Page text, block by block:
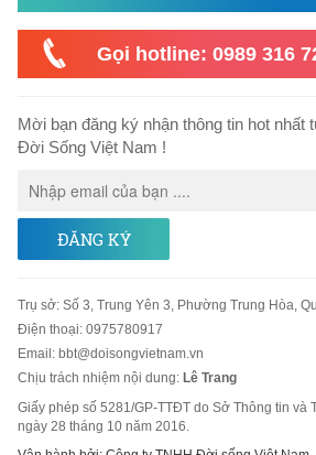
Gọi hotline: 0989 316
Mời bạn đăng ký nhận thông tin hot nhất
Đời Sống Việt Nam !
ĐĂNG KÝ
Trụ sở: Số 3, Trung Yên 3, Phường Trung Hòa,
Điện thoại: 0975780917
Email : bbt@doisongvietnam.vn
Chịu trách nhiệm nội dung: Lê Trang
Giấy phép số 5281/GP-TTĐT do Sở Thông tin và
ngày 28 tháng 10 năm 2016.